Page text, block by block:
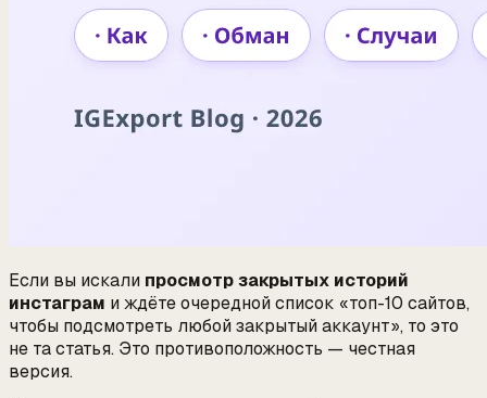
Если вы искали просмотр закрытых историй
инстаграм и ждёте очередной список «топ-10 сайтов,
чтобы подсмотреть любой закрытый аккаунт», то это
не та статья. Это противоположность — честная
версия.